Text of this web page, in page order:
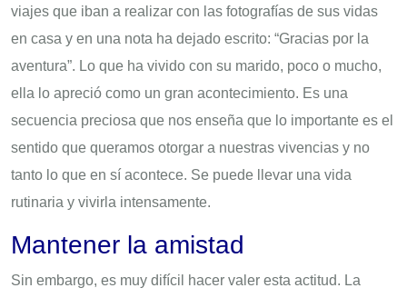
viajes que iban a realizar con las fotografías de sus vidas
en casa y en una nota ha dejado escrito: “Gracias por la
aventura”. Lo que ha vivido con su marido, poco o mucho,
ella lo apreció como un gran acontecimiento. Es una
secuencia preciosa que nos enseña que lo importante es el
sentido que queramos otorgar a nuestras vivencias y no
tanto lo que en sí acontece. Se puede llevar una vida
rutinaria y vivirla intensamente.
Mantener la amistad
Sin embargo, es muy difícil hacer valer esta actitud. La